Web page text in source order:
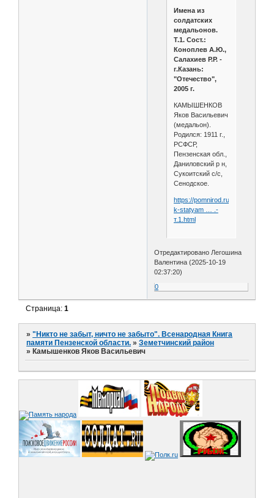
Имена из
солдатских
медальонов.
Т.1. Сост.:
Коноплев А.Ю.,
Салахиев Р.Р. -
г.Казань:
"Отечество",
2005 г.
КАМЫШЕНКОВ
Яков Васильевич
(медальон).
Родился: 1911 г.,
РСФСР,
Пензенская обл.,
Даниловский р н,
Сукоитский с/с,
Сенодское.
https://pomnirod.ru/materialy-
k-statyam … .-
т.1.html
Отредактировано Легошина
Валентина (2025-10-19
02:37:20)
0
Страница:1
»"Никто не забыт, ничто не забыто". Всенародная Книга
памяти Пензенской области. »Земетчинский район
»Камышенков Яков Васильевич